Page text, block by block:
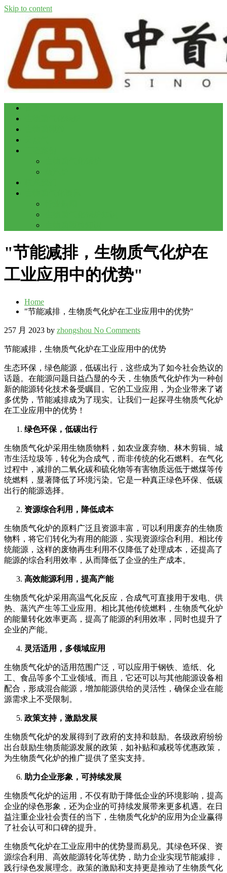
Skip to content
"节能减排，生物质气化炉在
工业应用中的优势"
Home
"节能减排，生物质气化炉在工业应用中的优势"
257 月 2023 by zhongshou No Comments
节能减排，生物质气化炉在工业应用中的优势
生态环保，绿色能源，低碳出行，这些成为了如今社会热议的
话题。在能源问题日益凸显的今天，生物质气化炉作为一种创
新的能源转化技术备受瞩目。它的工业应用，为企业带来了诸
多优势，节能减排成为了现实。让我们一起探寻生物质气化炉
在工业应用中的优势！
绿色环保，低碳出行
生物质气化炉采用生物质物料，如农业废弃物、林木剪辑、城
市生活垃圾等，转化为合成气，而非传统的化石燃料。在气化
过程中，减排的二氧化碳和硫化物等有害物质远低于燃煤等传
统燃料，显著降低了环境污染。它是一种真正绿色环保、低碳
出行的能源选择。
资源综合利用，降低成本
生物质气化炉的原料广泛且资源丰富，可以利用废弃的生物质
物料，将它们转化为有用的能源，实现资源综合利用。相比传
统能源，这样的废物再生利用不仅降低了处理成本，还提高了
能源的综合利用效率，从而降低了企业的生产成本。
高效能源利用，提高产能
生物质气化炉采用高温气化反应，合成气可直接用于发电、供
热、蒸汽产生等工业应用。相比其他传统燃料，生物质气化炉
的能量转化效率更高，提高了能源的利用效率，同时也提升了
企业的产能。
灵活适用，多领域应用
生物质气化炉的适用范围广泛，可以应用于钢铁、造纸、化
工、食品等多个工业领域。而且，它还可以与其他能源设备相
配合，形成混合能源，增加能源供给的灵活性，确保企业在能
源需求上不受限制。
政策支持，激励发展
生物质气化炉的发展得到了政府的支持和鼓励。各级政府纷纷
出台鼓励生物质能源发展的政策，如补贴和减税等优惠政策，
为生物质气化炉的推广提供了坚实支持。
助力企业形象，可持续发展
生物质气化炉的运用，不仅有助于降低企业的环境影响，提高
企业的绿色形象，还为企业的可持续发展带来更多机遇。在日
益注重企业社会责任的当下，生物质气化炉的应用为企业赢得
了社会认可和口碑的提升。
生物质气化炉在工业应用中的优势显而易见。其绿色环保、资
源综合利用、高效能源转化等优势，助力企业实现节能减排，
践行绿色发展理念。政策的激励和支持更是推动了生物质气化